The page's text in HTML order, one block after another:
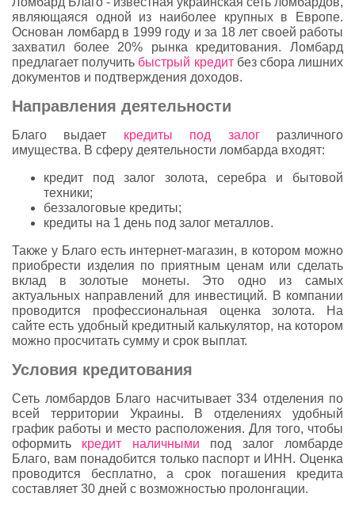
являющаяся одной из наиболее крупных в Европе.
Основан ломбард в 1999 году и за 18 лет своей работы
захватил более 20% рынка кредитования. Ломбард
предлагает получить быстрый кредит без сбора лишних
документов и подтверждения доходов.
Направления деятельности
Благо выдает кредиты под залогразличного
имущества. В сферу деятельности ломбарда входят:
кредит под залог золота, серебра и бытовой
техники;
беззалоговые кредиты;
кредиты на 1 день под залог металлов.
Также у Благо есть интернет-магазин, в котором можно
приобрести изделия по приятным ценам или сделать
вклад в золотые монеты. Это одно из самых
актуальных направлений для инвестиций. В компании
проводится профессиональная оценка золота. На
сайте есть удобный кредитный калькулятор, на котором
можно просчитать сумму и срок выплат.
Условия кредитования
Сеть ломбардов Благо насчитывает 334 отделения по
всей территории Украины. В отделениях удобный
график работы и место расположения. Для того, чтобы
оформить кредит наличными под залог ломбарде
Благо, вам понадобится только паспорт и ИНН. Оценка
проводится бесплатно, а срок погашения кредита
составляет 30 дней с возможностью пролонгации.